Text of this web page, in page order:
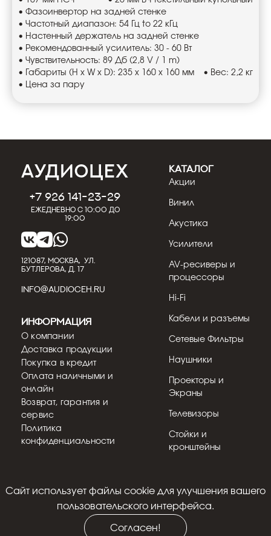
• Фазоинвертор на задней стенке
• Частотный диапазон: 54 Гц to 22 кГц
• Настенный держатель на задней стенке
• Рекомендованный усилитель: 30 - 60 Вт
• Чувствительность: 89 Дб (2,8 V / 1 m)
• Габариты (H x W x D): 235 x 160 x 160 мм
• Вес: 2,2 кг
• Цена за пару
+7 926 141-23-29
Ежедневно с 10:00 до
19:00
121087, МОСКВА, УЛ.
БУТЛЕРОВА, Д. 17
INFO@AUDIOCEH.RU
КАТАЛОГ
Акции
Винил
Акустика
Усилители
AV-ресиверы и
процессоры
Hi-Fi
Кабели и разъемы
Сетевые Фильтры
Наушники
Проекторы и
Экраны
Телевизоры
Стойки и
кронштейны
Информация
О компании
Доставка продукции
Покупка в кредит
Оплата наличными и
онлайн
Возврат, гарантия и
сервис
Политика
конфиденциальности
© 2018 - 2026
Cайт использует файлы cookie для улучшения вашего
пользовательского интерфейса.
Согласен!